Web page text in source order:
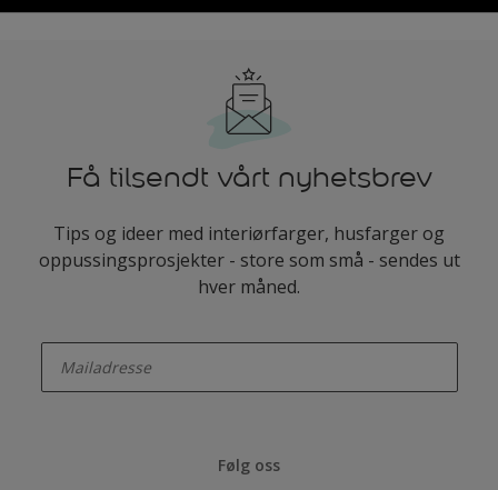
Få tilsendt vårt nyhetsbrev
Tips og ideer med interiørfarger, husfarger og
oppussingsprosjekter - store som små - sendes ut
hver måned.
Følg oss